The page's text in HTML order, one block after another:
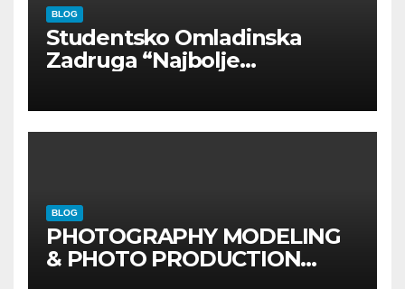
BLOG
Studentsko Omladinska
Zadruga “Najbolje
BLOG
PHOTOGRAPHY MODELING
& PHOTO PRODUCTION